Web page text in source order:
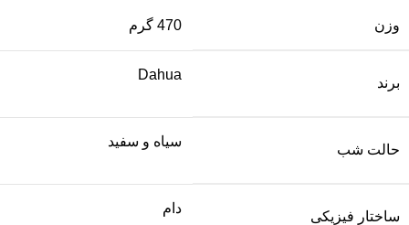
وزن 470 گرم
برند
Dahua
حالت شب
سیاه و سفید
ساختار فیزیکی
دام